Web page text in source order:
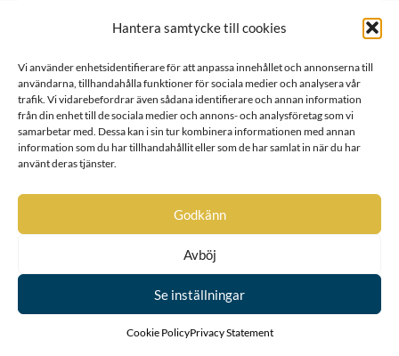
Hantera samtycke till cookies
Vi använder enhetsidentifierare för att anpassa innehållet och annonserna till
användarna, tillhandahålla funktioner för sociala medier och analysera vår
trafik. Vi vidarebefordrar även sådana identifierare och annan information
från din enhet till de sociala medier och annons- och analysföretag som vi
samarbetar med. Dessa kan i sin tur kombinera informationen med annan
information som du har tillhandahållit eller som de har samlat in när du har
använt deras tjänster.
Godkänn
Avböj
Se inställningar
Cookie PolicyPrivacy Statement
347
Wirsén
139
Wirsén
2221
af Wirsén
2259
af Wåhlberg
2326
Wærn
2203
Zacco